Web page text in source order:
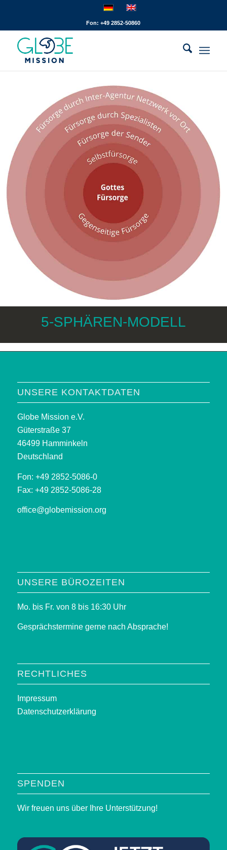
Fon: +49 2852-50860
5-SPHÄREN-MODELL
UNSERE KONTAKTDATEN
Globe Mission e.V.
Güterstraße 37
46499 Hamminkeln
Deutschland
Fon: +49 2852-5086-0
Fax: +49 2852-5086-28
office@globemission.org
UNSERE BÜROZEITEN
Mo. bis Fr. von 8 bis 16:30 Uhr
Gesprächstermine gerne nach Absprache!
RECHTLICHES
Impressum
Datenschutzerklärung
SPENDEN
Wir freuen uns über Ihre Unterstützung!